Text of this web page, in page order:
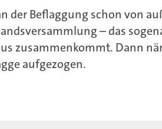
der Beflaggung schon von
– das
zusammenkommt. Dann
aufgezogen.